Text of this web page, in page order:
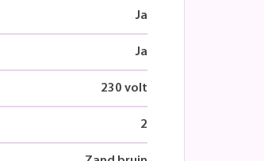
Ja
Ja
230 volt
2